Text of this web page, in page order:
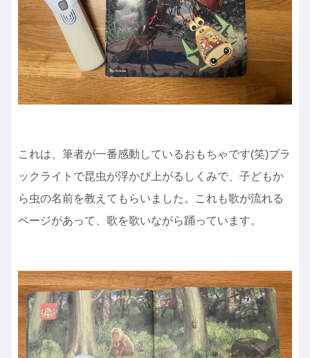
これは、筆者が一番感動しているおもちゃです(笑)ブラ
ックライトで昆虫が浮かび上がるしくみで、子どもか
ら虫の名前を教えてもらいました。これも歌が流れる
ページがあって、歌を歌いながら踊っています。